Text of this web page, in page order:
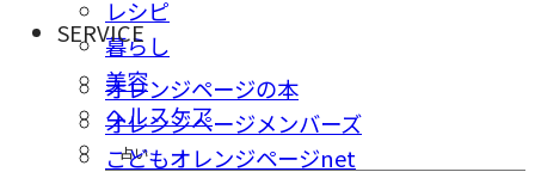
レシピ
暮らし
美容
ヘルスケア
占い
SERVICE
オレンジページの本
オレンジページメンバーズ
こどもオレンジページnet